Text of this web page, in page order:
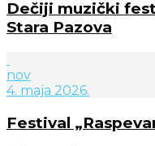
Dečiji muzički
Stara Pazova
nov
4. maja 2026.
Festival